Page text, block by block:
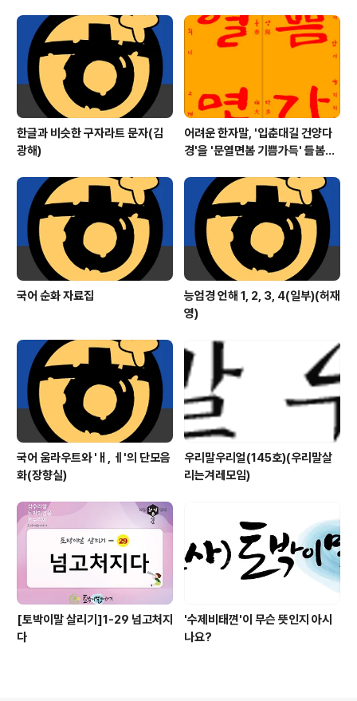
한글과 비슷한 구자라트 문자(김
광해)
어려운 한자말, '입춘대길 건양다
경'을 '문열면봄 기쁨가득' 들봄빎
국어 순화 자료집
능엄경 언해 1, 2, 3, 4(일부)(허재
영)
국어 움라우트와 'ㅐ, ㅔ'의 단모음
화(장향실)
우리말우리얼(145호)(우리말살
리는겨레모임)
[토박이말 살리기]1-29 넘고처지
다
'수제비태껸'이 무슨 뜻인지 아시
나요?